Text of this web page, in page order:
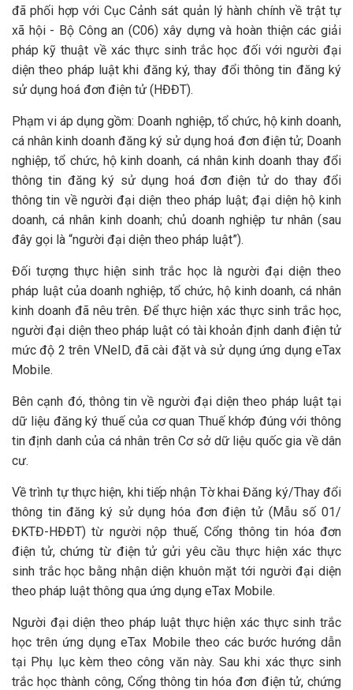
đã phối hợp với Cục Cảnh sát quản lý hành chính về trật tự
xã hội - Bộ Công an (C06) xây dựng và hoàn thiện các giải
pháp kỹ thuật về xác thực sinh trắc học đối với người đại
diện theo pháp luật khi đăng ký, thay đổi thông tin đăng ký
sử dụng hoá đơn điện tử (HĐĐT).
Phạm vi áp dụng gồm: Doanh nghiệp, tổ chức, hộ kinh doanh,
cá nhân kinh doanh đăng ký sử dụng hoá đơn điện tử; Doanh
nghiệp, tổ chức, hộ kinh doanh, cá nhân kinh doanh thay đổi
thông tin đăng ký sử dụng hoá đơn điện tử do thay đổi
thông tin về người đại diện theo pháp luật; đại diện hộ kinh
doanh, cá nhân kinh doanh; chủ doanh nghiệp tư nhân (sau
đây gọi là “người đại diện theo pháp luật”).
Đối tượng thực hiện sinh trắc học là người đại diện theo
pháp luật của doanh nghiệp, tổ chức, hộ kinh doanh, cá nhân
kinh doanh đã nêu trên. Để thực hiện xác thực sinh trắc học,
người đại diện theo pháp luật có tài khoản định danh điện tử
mức độ 2 trên VNeID, đã cài đặt và sử dụng ứng dụng eTax
Mobile.
Bên cạnh đó, thông tin về người đại diện theo pháp luật tại
dữ liệu đăng ký thuế của cơ quan Thuế khớp đúng với thông
tin định danh của cá nhân trên Cơ sở dữ liệu quốc gia về dân
cư.
Về trình tự thực hiện, khi tiếp nhận Tờ khai Đăng ký/Thay đổi
thông tin đăng ký sử dụng hóa đơn điện tử (Mẫu số 01/
ĐKTĐ-HĐĐT) từ người nộp thuế, Cổng thông tin hóa đơn
điện tử, chứng từ điện tử gửi yêu cầu thực hiện xác thực
sinh trắc học bằng nhận diện khuôn mặt tới người đại diện
theo pháp luật thông qua ứng dụng eTax Mobile.
Người đại diện theo pháp luật thực hiện xác thực sinh trắc
học trên ứng dụng eTax Mobile theo các bước hướng dẫn
tại Phụ lục kèm theo công văn này. Sau khi xác thực sinh
trắc học thành công, Cổng thông tin hóa đơn điện tử, chứng